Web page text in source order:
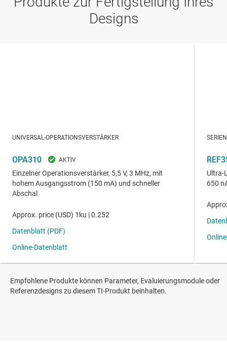
Empfohlene Produkte können Parameter, Evaluierungsmodule oder
Referenzdesigns zu diesem TI-Produkt beinhalten.